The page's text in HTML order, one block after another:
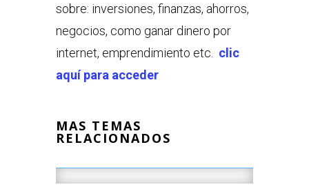
sobre: inversiones, finanzas, ahorros,
negocios, como ganar dinero por
internet, emprendimiento etc.
clic
aquí para acceder
MAS TEMAS
RELACIONADOS